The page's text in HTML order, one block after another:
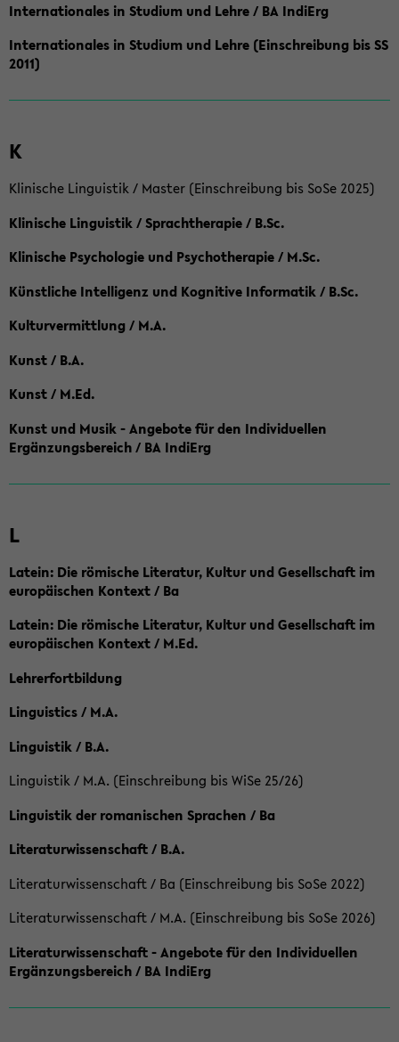
Internationales in Studium und Lehre / BA IndiErg
Internationales in Studium und Lehre (Einschreibung bis SS
2011)
K
Klinische Linguistik / Master (Einschreibung bis SoSe 2025)
Klinische Linguistik / Sprachtherapie / B.Sc.
Klinische Psychologie und Psychotherapie / M.Sc.
Künstliche Intelligenz und Kognitive Informatik / B.Sc.
Kulturvermittlung / M.A.
Kunst / B.A.
Kunst / M.Ed.
Kunst und Musik - Angebote für den Individuellen
Ergänzungsbereich / BA IndiErg
L
Latein: Die römische Literatur, Kultur und Gesellschaft im
europäischen Kontext / Ba
Latein: Die römische Literatur, Kultur und Gesellschaft im
europäischen Kontext / M.Ed.
Lehrerfortbildung
Linguistics / M.A.
Linguistik / B.A.
Linguistik / M.A. (Einschreibung bis WiSe 25/26)
Linguistik der romanischen Sprachen / Ba
Literaturwissenschaft / B.A.
Literaturwissenschaft / Ba (Einschreibung bis SoSe 2022)
Literaturwissenschaft / M.A. (Einschreibung bis SoSe 2026)
Literaturwissenschaft - Angebote für den Individuellen
Ergänzungsbereich / BA IndiErg